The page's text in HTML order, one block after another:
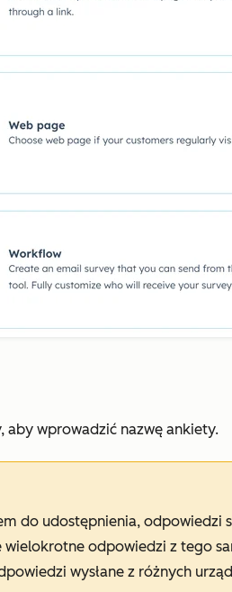
aby wprowadzić nazwę ankiety.
do udostępnienia, odpowiedzi
wielokrotne odpowiedzi z tego
wysłane z różnych